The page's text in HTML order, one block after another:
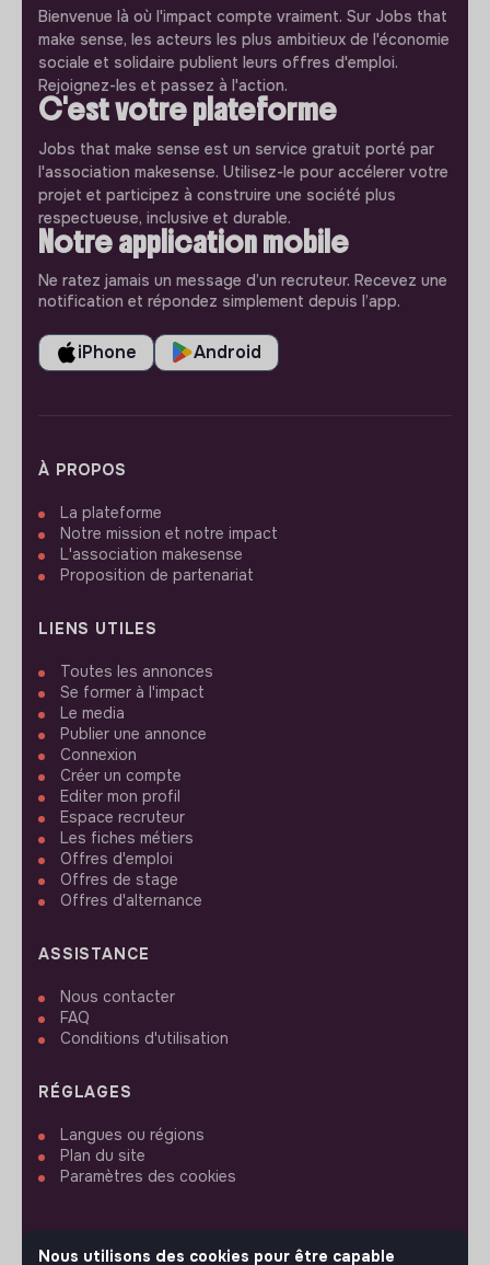
Bienvenue là où l'impact compte vraiment. Sur Jobs that
make sense, les acteurs les plus ambitieux de l'économie
sociale et solidaire publient leurs offres d'emploi.
Rejoignez-les et passez à l'action.
C'est votre plateforme
Jobs that make sense est un service gratuit porté par
l'association makesense. Utilisez-le pour accélerer votre
projet et participez à construire une société plus
respectueuse, inclusive et durable.
Notre application mobile
Ne ratez jamais un message d’un recruteur. Recevez une
notification et répondez simplement depuis l’app.
iPhone Android
À PROPOS
La plateforme
Notre mission et notre impact
L'association makesense
Proposition de partenariat
LIENS UTILES
Toutes les annonces
Se former à l'impact
Le media
Publier une annonce
Connexion
Créer un compte
Editer mon profil
Espace recruteur
Les fiches métiers
Offres d'emploi
Offres de stage
Offres d'alternance
ASSISTANCE
Nous contacter
FAQ
Conditions d'utilisation
RÉGLAGES
Langues ou régions
Plan du site
Paramètres des cookies
Nous utilisons des cookies pour être capable